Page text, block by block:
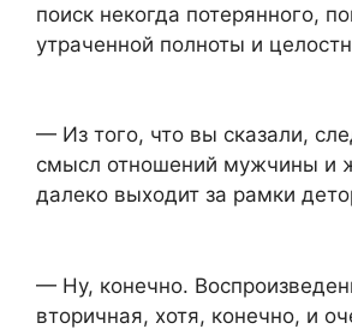
поиск некогда потерянного,
утраченной полноты и
— Из того, что вы сказали,
смысл отношений мужчины и
далеко выходит за рамки
— Ну, конечно.
вторичная, хотя, конечно, и